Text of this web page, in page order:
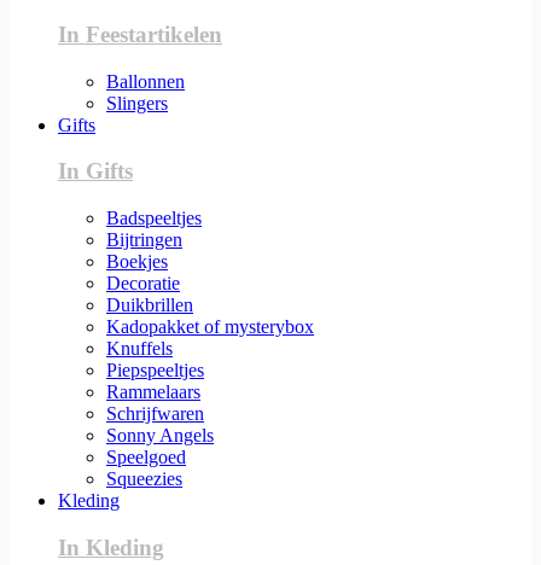
In Feestartikelen
Ballonnen
Slingers
Gifts
In Gifts
Badspeeltjes
Bijtringen
Boekjes
Decoratie
Duikbrillen
Kadopakket of mysterybox
Knuffels
Piepspeeltjes
Rammelaars
Schrijfwaren
Sonny Angels
Speelgoed
Squeezies
Kleding
In Kleding